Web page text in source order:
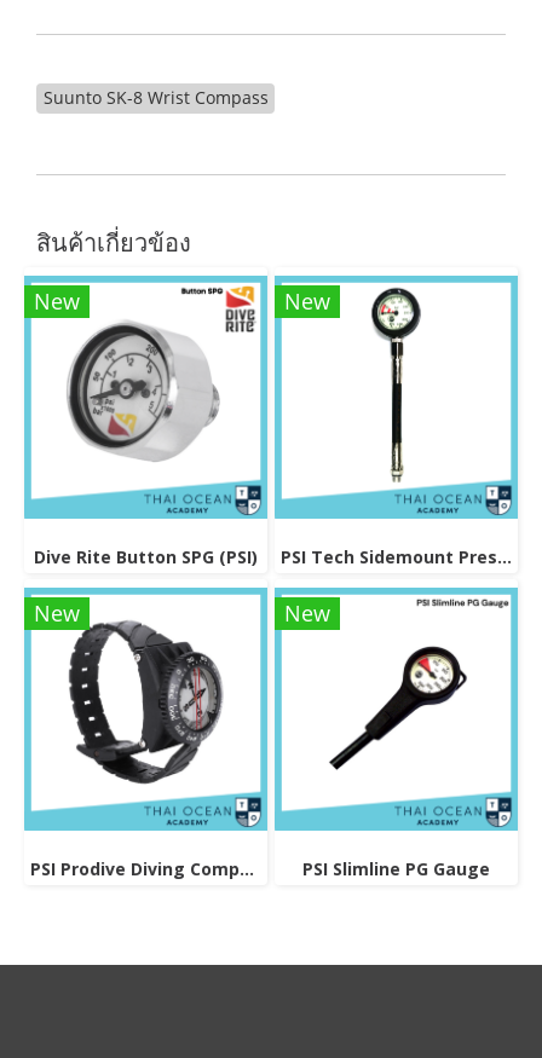
Suunto SK-8 Wrist Compass
สินค้าเกี่ยวข้อง
New
Dive Rite Button SPG (PSI)
New
PSI Tech Sidemount Pressure Gauge
New
PSI Prodive Diving Compass
New
PSI Slimline PG Gauge